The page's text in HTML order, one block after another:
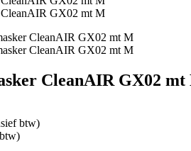
CleanAIR GX02 mt
btw)